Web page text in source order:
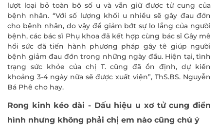
lượt loại bỏ toàn bộ số u và vẫn giữ được tử cung của
bệnh nhân. “Với số lượng khối u nhiều sẽ gây đau đớn
cho bệnh nhân, do vậy để giảm bớt sự lo lắng của người
bệnh, các bác sĩ Phụ khoa đã kết hợp cùng bác sĩ Gây mê
hồi sức đã tiến hành phương pháp gây tê giúp người
bệnh giảm đau đớn trong những ngày đầu. Hiện tại, tình
trạng sức khỏe của chị T. cũng đã ổn định, dự kiến
khoảng 3-4 ngày nữa sẽ được xuất viện”, ThS.BS. Nguyễn
Bá Phê cho hay.
Rong kinh kéo dài - Dấu hiệu u xơ tử cung điển
hình nhưng không phải chị em nào cũng chú ý